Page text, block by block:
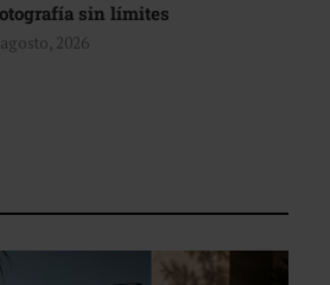
sin límites
2026